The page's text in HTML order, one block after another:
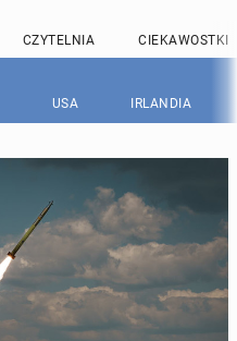
CZYTELNIA CIEKAWOSTKI
USA IRLANDIA